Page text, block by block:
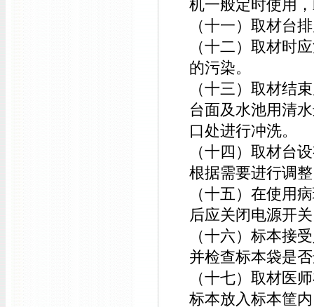
机一般定时使用
（十一）取材台
（十二）取材时
的污染。
（十三）取材结
台面及水池用清
口处进行冲洗。
（十四）取材台
根据需要进行调
（十五）在使用
后应关闭电源开
（十六）标本接
并检查标本袋是
（十七）取材医
标本放入标本筐